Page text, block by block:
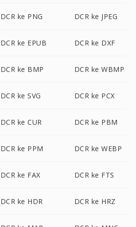
DCR ke PNG DCR ke JPEG
DCR ke EPUB DCR ke DXF
DCR ke BMP DCR ke WBMP
DCR ke SVG DCR ke PCX
DCR ke CUR DCR ke PBM
DCR ke PPM DCR ke WEBP
DCR ke FAX DCR ke FTS
DCR ke HDR DCR ke HRZ